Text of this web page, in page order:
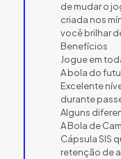
de mudar o
criada nos
você brilhar
Benefícios
Jogue em
A bola do
Excelente
durante
Alguns
A Bola de
Cápsula SIS
retenção de